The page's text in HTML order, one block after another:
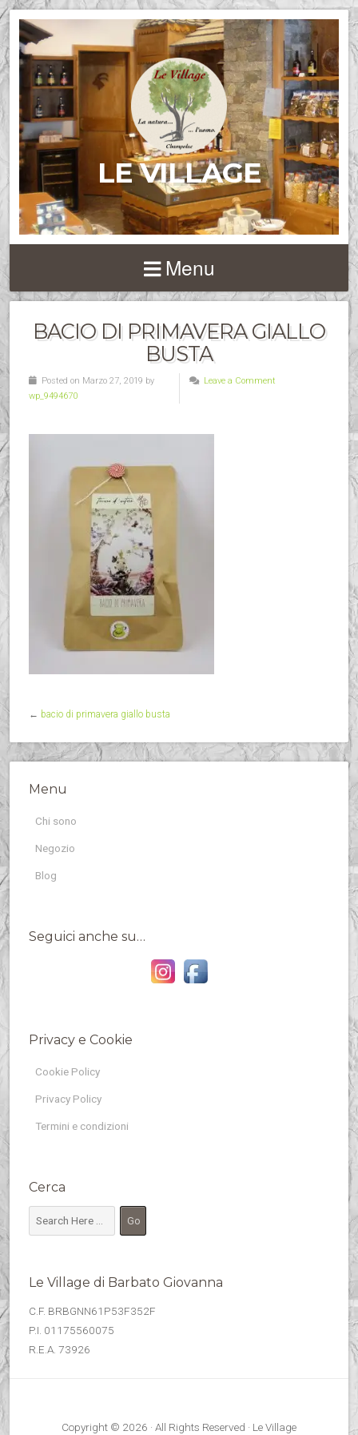
LE VILLAGE
Menu
BACIO DI PRIMAVERA GIALLO
BUSTA
Posted on Marzo 27, 2019 by
wp_9494670
Leave a Comment
← bacio di primavera giallo busta
Menu
Chi sono
Negozio
Blog
Seguici anche su…
Privacy e Cookie
Cookie Policy
Privacy Policy
Termini e condizioni
Cerca
Le Village di Barbato Giovanna
C.F. BRBGNN61P53F352F
P.I. 01175560075
R.E.A. 73926
Copyright © 2026 · All Rights Reserved · Le Village